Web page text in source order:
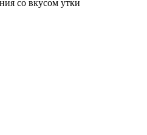
со вкусом утки